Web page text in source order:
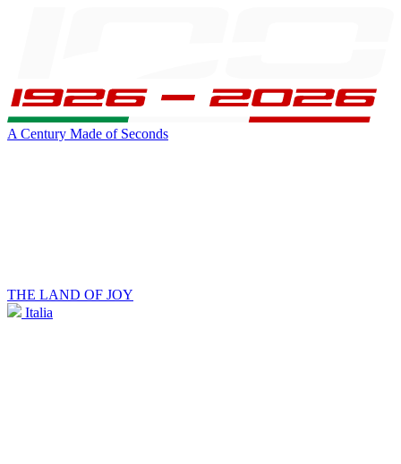
A Century Made of Seconds
THE LAND OF JOY
Italia